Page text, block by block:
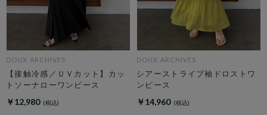
DOUX ARCHIVES
【接触冷感／ＵＶカット】カッ
トソーナローワンピース
￥12,980
DOUX ARCHIVES
シアーストライプ袖ドロストワ
ンピース
￥14,960